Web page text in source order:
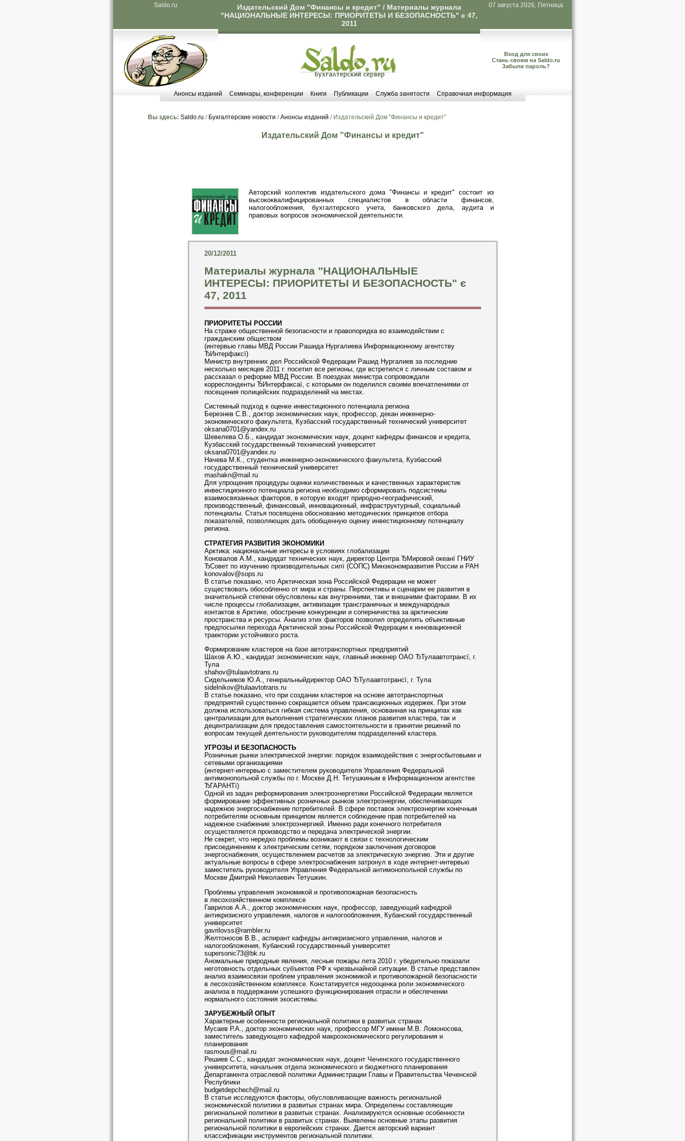
Saldo.ru
Издательский Дом "Финансы и кредит" / Материалы журнала
"НАЦИОНАЛЬНЫЕ ИНТЕРЕСЫ: ПРИОРИТЕТЫ И БЕЗОПАСНОСТЬ" є 47,
2011
07 августа 2026, Пятница
Вход для своих
Стань своим на Saldo.ru
Забыли пароль?
Анонсы изданий Семинары, конференции Книги Публикации Служба занятости Справочная информация
Вы здесь: Saldo.ru / Бухгалтерские новости /Анонсы изданий / Издательский Дом "Финансы и кредит"
Издательский Дом "Финансы и кредит"
Авторский коллектив издательского дома "Финансы и кредит" состоит из
высококвалифицированных специалистов в области финансов,
налогообложения, бухгалтерского учета, банковского дела, аудита и
правовых вопросов экономической деятельности.
20/12/2011
Материалы журнала "НАЦИОНАЛЬНЫЕ
ИНТЕРЕСЫ: ПРИОРИТЕТЫ И БЕЗОПАСНОСТЬ" є
47, 2011
ПРИОРИТЕТЫ РОССИИ
На страже общественной безопасности и правопорядка во взаимодействии с
гражданским обществом
(интервью главы МВД России Рашида Нургалиева Информационному агентству
ЂИнтерфаксї)
Министр внутренних дел Российской Федерации Рашид Нургалиев за последние
несколько месяцев 2011 г. посетил все регионы, где встретился с личным составом и
рассказал о реформе МВД России. В поездках министра сопровождали
корреспонденты ЂИнтерфаксаї, с которыми он поделился своими впечатлениями от
посещения полицейских подразделений на местах.
Системный подход к оценке инвестиционного потенциала региона
Березнев С.В., доктор экономических наук, профессор, декан инженерно-
экономического факультета, Кузбасский государственный технический университет
oksana0701@yandex.ru
Шевелева О.Б., кандидат экономических наук, доцент кафедры финансов и кредита,
Кузбасский государственный технический университет
oksana0701@yandex.ru
Начева М.К., студентка инженерно-экономического факультета, Кузбасский
государственный технический университет
mashakn@mail.ru
Для упрощения процедуры оценки количественных и качественных характеристик
инвестиционного потенциала региона необходимо сформировать подсистемы
взаимосвязанных факторов, в которую входят природно-географический,
производственный, финансовый, инновационный, инфраструктурный, социальный
потенциалы. Статья посвящена обоснованию методических принципов отбора
показателей, позволяющих дать обобщенную оценку инвестиционному потенциалу
региона.
СТРАТЕГИЯ РАЗВИТИЯ ЭКОНОМИКИ
Арктика: национальные интересы в условиях глобализации
Коновалов А.М., кандидат технических наук, директор Центра ЂМировой океанї ГНИУ
ЂСовет по изучению производительных силї (СОПС) Минэкономразвития России и РАН
konovalov@sops.ru
В статье показано, что Арктическая зона Российской Федерации не может
существовать обособленно от мира и страны. Перспективы и сценарии ее развития в
значительной степени обусловлены как внутренними, так и внешними факторами. В их
числе процессы глобализации, активизация трансграничных и международных
контактов в Арктике, обострение конкуренции и соперничества за арктические
пространства и ресурсы. Анализ этих факторов позволил определить объективные
предпосылки перехода Арктической зоны Российской Федерации к инновационной
траектории устойчивого роста.
Формирование кластеров на базе автотранспортных предприятий
Шахов А.Ю., кандидат экономических наук, главный инженер ОАО ЂТулаавтотрансї, г.
Тула
shahov@tulaavtotrans.ru
Сидельников Ю.А., генеральныйдиректор ОАО ЂТулаавтотрансї, г. Тула
sidelnikov@tulaavtotrans.ru
В статье показано, что при создании кластеров на основе автотранспортных
предприятий существенно сокращается объем трансакционных издержек. При этом
должна использоваться гибкая система управления, основанная на принципах как
централизации для выполнения стратегических планов развития кластера, так и
децентрализации для предоставления самостоятельности в принятии решений по
вопросам текущей деятельности руководителям подразделений кластера.
УГРОЗЫ И БЕЗОПАСНОСТЬ
Розничные рынки электрической энергии: порядок взаимодействия с энергосбытовыми и
сетевыми организациями
(интернет-интервью с заместителем руководителя Управления Федеральной
антимонопольной службы по г. Москве Д.Н. Тетушкиным в Информационном агентстве
ЂГАРАНТї)
Одной из задач реформирования электроэнергетики Российской Федерации является
формирование эффективных розничных рынков электроэнергии, обеспечивающих
надежное энергоснабжение потребителей. В сфере поставок электроэнергии конечным
потребителям основным принципом является соблюдение прав потребителей на
надежное снабжение электроэнергией. Именно ради конечного потребителя
осуществляется производство и передача электрической энергии.
Не секрет, что нередко проблемы возникают в связи с технологическим
присоединением к электрическим сетям, порядком заключения договоров
энергоснабжения, осуществлением расчетов за электрическую энергию. Эти и другие
актуальные вопросы в сфере электроснабжения затронул в ходе интернет-интервью
заместитель руководителя Управления Федеральной антимонопольной службы по
Москве Дмитрий Николаевич Тетушкин.
Проблемы управления экономикой и противопожарная безопасность
в лесохозяйственном комплексе
Гаврилов А.А., доктор экономических наук, профессор, заведующий кафедрой
антикризисного управления, налогов и налогообложения, Кубанский государственный
университет
gavrilovss@rambler.ru
Желтоносов В.В., аспирант кафедры антикризисного управления, налогов и
налогообложения, Кубанский государственный университет
supersonic73@bk.ru
Аномальные природные явления, лесные пожары лета 2010 г. убедительно показали
неготовность отдельных субъектов РФ к чрезвычайной ситуации. В статье представлен
анализ взаимосвязи проблем управления экономикой и противопожарной безопасности
в лесохозяйственном комплексе. Констатируется недооценка роли экономического
анализа в поддержании успешного функционирования отрасли и обеспечении
нормального состояния экосистемы.
ЗАРУБЕЖНЫЙ ОПЫТ
Характерные особенности региональной политики в развитых странах
Мусаев Р.А., доктор экономических наук, профессор МГУ имени М.В. Ломоносова,
заместитель заведующего кафедрой макроэкономического регулирования и
планирования
rasmous@mail.ru
Решиев С.С., кандидат экономических наук, доцент Чеченского государственного
университета, начальник отдела экономического и бюджетного планирования
Департамента отраслевой политики Администрации Главы и Правительства Чеченской
Республики
budgetdepchech@mail.ru
В статье исследуются факторы, обусловливающие важность региональной
экономической политики в развитых странах мира. Определены составляющие
региональной политики в развитых странах. Анализируются основные особенности
региональной политики в развитых странах. Выявлены основные этапы развития
региональной политики в европейских странах. Дается авторский вариант
классификации инструментов региональной политики.